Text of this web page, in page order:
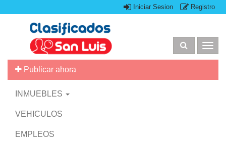
Iniciar Sesion Registro
Publicar ahora
INMUEBLES
VEHICULOS
EMPLEOS